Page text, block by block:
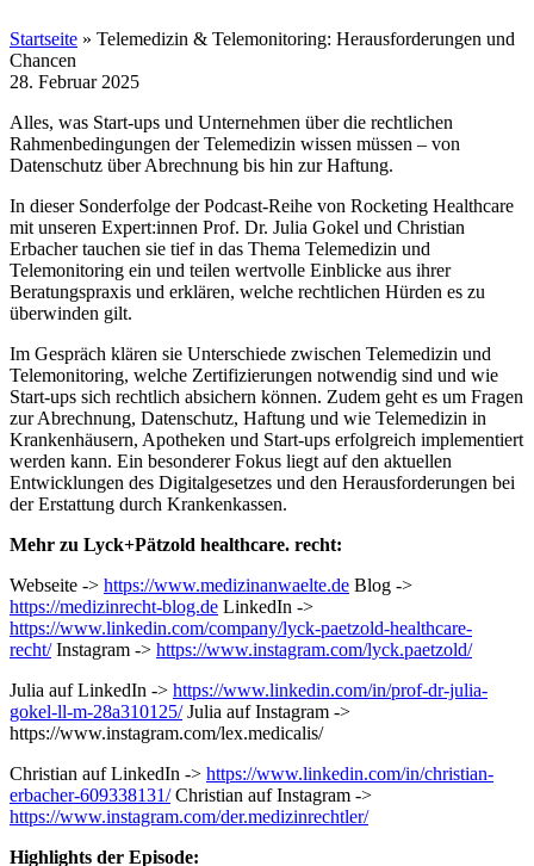
Startseite » Telemedizin & Telemonitoring: Herausforderungen und
Chancen
28. Februar 2025
Alles, was Start-ups und Unternehmen über die rechtlichen
Rahmenbedingungen der Telemedizin wissen müssen – von
Datenschutz über Abrechnung bis hin zur Haftung.
In dieser Sonderfolge der Podcast-Reihe von Rocketing Healthcare
mit unseren Expert:innen Prof. Dr. Julia Gokel und Christian
Erbacher tauchen sie tief in das Thema Telemedizin und
Telemonitoring ein und teilen wertvolle Einblicke aus ihrer
Beratungspraxis und erklären, welche rechtlichen Hürden es zu
überwinden gilt.
Im Gespräch klären sie Unterschiede zwischen Telemedizin und
Telemonitoring, welche Zertifizierungen notwendig sind und wie
Start-ups sich rechtlich absichern können. Zudem geht es um Fragen
zur Abrechnung, Datenschutz, Haftung und wie Telemedizin in
Krankenhäusern, Apotheken und Start-ups erfolgreich implementiert
werden kann. Ein besonderer Fokus liegt auf den aktuellen
Entwicklungen des Digitalgesetzes und den Herausforderungen bei
der Erstattung durch Krankenkassen.
Mehr zu Lyck+Pätzold healthcare. recht:
Webseite -> https://www.medizinanwaelte.de Blog ->
https://medizinrecht-blog.de LinkedIn ->
https://www.linkedin.com/company/lyck-paetzold-healthcare-
recht/Instagram -> https://www.instagram.com/lyck.paetzold/
Julia auf LinkedIn -> https://www.linkedin.com/in/prof-dr-julia-
gokel-ll-m-28a310125/Julia auf Instagram ->
https://www.instagram.com/lex.medicalis/
Christian auf LinkedIn -> https://www.linkedin.com/in/christian-
erbacher-609338131/Christian auf Instagram ->
https://www.instagram.com/der.medizinrechtler/
Highlights der Episode: